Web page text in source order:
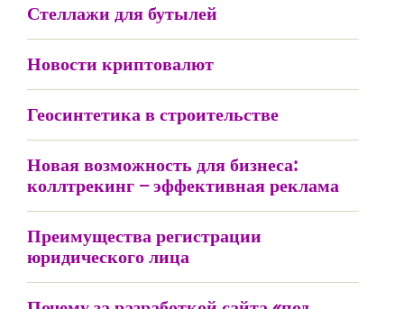
Стеллажи для бутылей
Новости криптовалют
Геосинтетика в строительстве
Новая возможность для бизнеса:
коллтрекинг − эффективная реклама
Преимущества регистрации
юридического лица